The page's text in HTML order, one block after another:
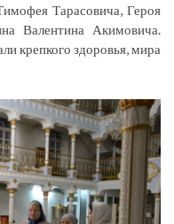
Тарасовича, Героя
Валентина Акимовича.
крепкого здоровья, мира